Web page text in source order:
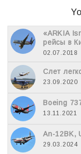
«ARKIA
рейсы в
02.07.2018
Слет
23.09.2020
Boeing
13.11.2021
An-12BK,
29.03.2024